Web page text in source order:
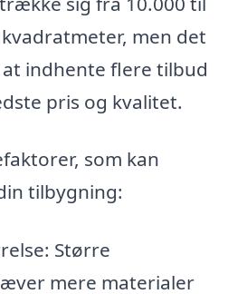
men det
indhente flere tilbud
pris og kvalitet.
som kan
tilbygning:
Større
mere materialer